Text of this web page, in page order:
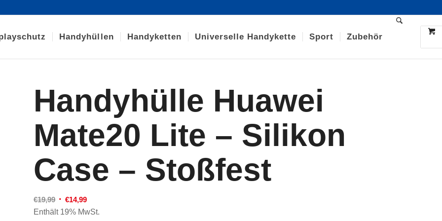
Handyhüllen Handyketten Universelle Handykette Sport Zubehör
Handyhülle Huawei
Mate20 Lite – Silikon
Case – Stoßfest
€19,99 Ursprünglicher
Preis
€14,99Aktueller
Preis
Enthält 19% MwSt.